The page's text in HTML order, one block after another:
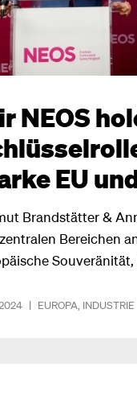
NEOS
EU
Brandstätter &
Bereichen
| EUROPA INDUSTRIE